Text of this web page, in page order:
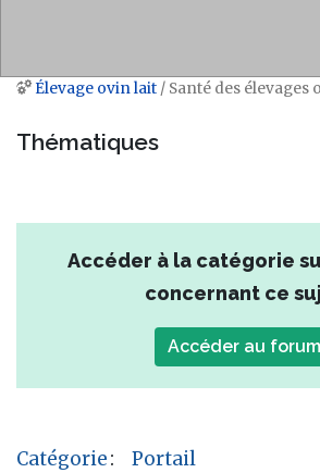
Aller à :navigation,rechercher
Élevage ovin lait / Santé des élevages
Thématiques
Accéder à la catégorie
concernant ce
Accéder au forum
Catégorie: Portail